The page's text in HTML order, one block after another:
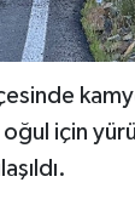
için